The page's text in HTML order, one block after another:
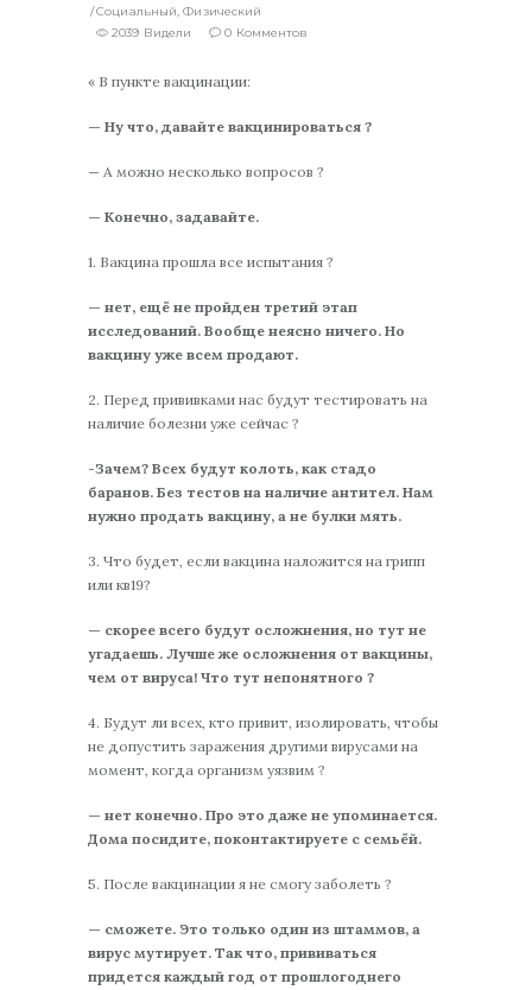
Социальный,Физический
2039 Видели
0 Комментов
« В пункте вакцинации:
— Ну что, давайте вакцинироваться ?
— А можно несколько вопросов ?
— Конечно, задавайте.
1. Вакцина прошла все испытания ?
— нет, ещё не пройден третий этап
исследований. Вообще неясно ничего. Но
вакцину уже всем продают.
2. Перед прививками нас будут тестировать на
наличие болезни уже сейчас ?
-Зачем? Всех будут колоть, как стадо
баранов. Без тестов на наличие антител. Нам
нужно продать вакцину, а не булки мять.
3. Что будет, если вакцина наложится на грипп
или кв19?
— скорее всего будут осложнения, но тут не
угадаешь. Лучше же осложнения от вакцины,
чем от вируса! Что тут непонятного ?
4. Будут ли всех, кто привит, изолировать, чтобы
не допустить заражения другими вирусами на
момент, когда организм уязвим ?
— нет конечно. Про это даже не упоминается.
Дома посидите, поконтактируете с семьёй.
5. После вакцинации я не смогу заболеть ?
— сможете. Это только один из штаммов, а
вирус мутирует. Так что, прививаться
придется каждый год от прошлогоднего